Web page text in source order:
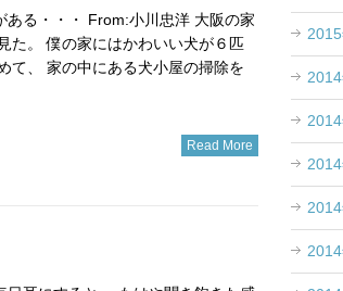
る・・・ From:小川忠洋 大阪の家
た。 僕の家にはかわいい犬が６匹
て、 家の中にある犬小屋の掃除を
Read More